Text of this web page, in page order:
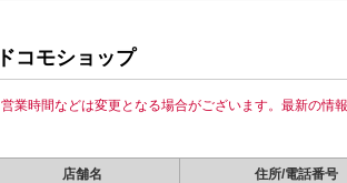
ドコモショップ
営業時間などは変更となる場合がございます。最新の情
店舗名 住所/電話番号